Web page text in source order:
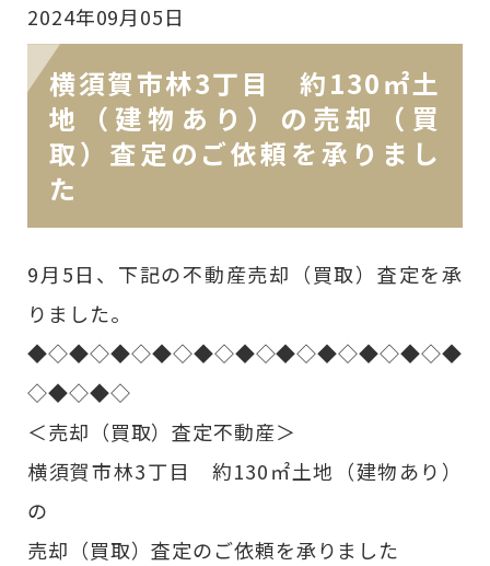
2024年09月05日
横須賀市林3丁目 約130㎡土
地（建物あり）の売却（買
取）査定のご依頼を承りまし
た
9月5日、下記の不動産売却（買取）査定を承
りました。
◆◇◆◇◆◇◆◇◆◇◆◇◆◇◆◇◆◇◆◇◆
◇◆◇◆◇
＜売却（買取）査定不動産＞
横須賀市林3丁目 約130㎡土地（建物あり）
の
売却（買取）査定のご依頼を承りました